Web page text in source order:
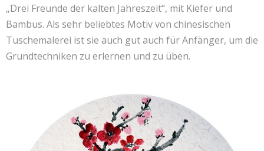
„Drei Freunde der kalten Jahreszeit“, mit Kiefer und
Bambus. Als sehr beliebtes Motiv von chinesischen
Tuschemalerei ist sie auch gut auch für Anfänger, um die
Grundtechniken zu erlernen und zu üben.